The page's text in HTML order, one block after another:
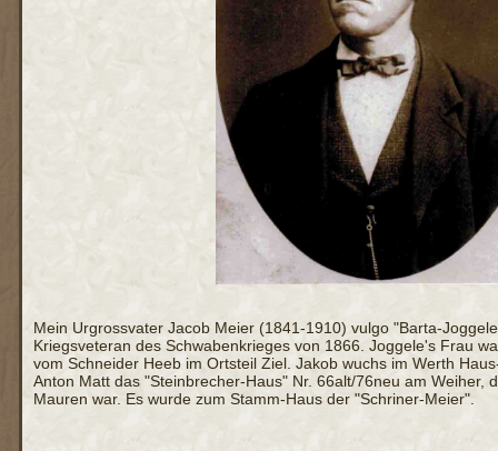
Mein Urgrossvater Jacob Meier (1841-1910) vulgo "Barta-
Kriegsveteran des Schwabenkrieges von 1866. Joggele's Frau
vom Schneider Heeb im Ortsteil Ziel. Jakob wuchs im Werth
Anton Matt das "Steinbrecher-Haus" Nr. 66alt/76neu am Weiher,
Mauren war. Es wurde zum Stamm-Haus der "Schriner-Meier".